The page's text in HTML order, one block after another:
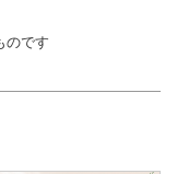
のです